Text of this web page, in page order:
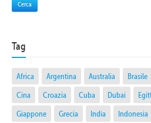
Cerca
Tag
Africa Argentina Australia Brasile
Cina
Croazia Cuba Dubai
Giappone
Grecia India Indonesia